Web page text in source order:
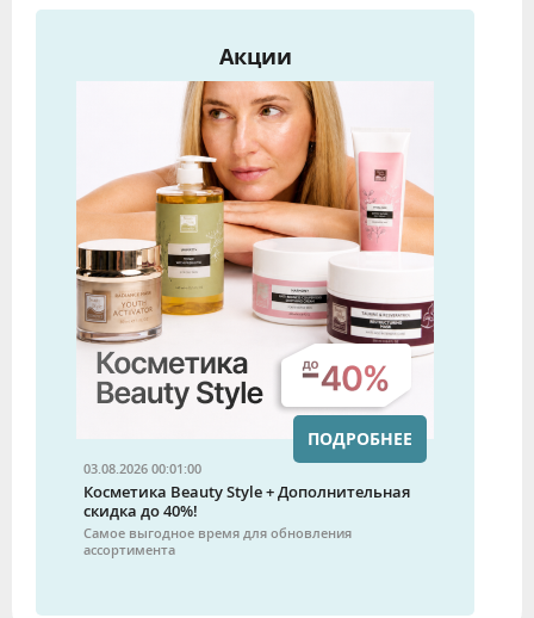
Акции
03.08.2026 00:01:00
Косметика Beauty Style + Дополнительная
скидка до 40%!
Самое выгодное время для обновления
ассортимента
ПОДРОБНЕЕ